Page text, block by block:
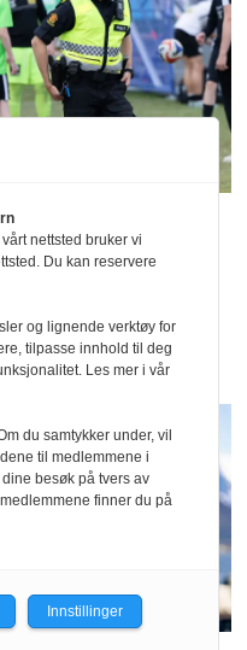
på sitt
Norway Cup blir
nettsted bruker vi
Du kan reservere
og lignende verktøy for
tilpasse innhold til deg
Les mer i vår
du samtykker under, vil
til medlemmene i
besøk på tvers av
finner du på
Innstillinger